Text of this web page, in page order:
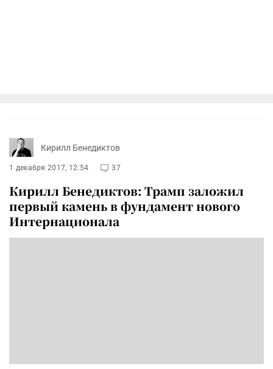
Кирилл Бенедиктов
1 декабря 2017, 12:54 37
Кирилл Бенедиктов: Трамп заложил
первый камень в фундамент нового
Интернационала